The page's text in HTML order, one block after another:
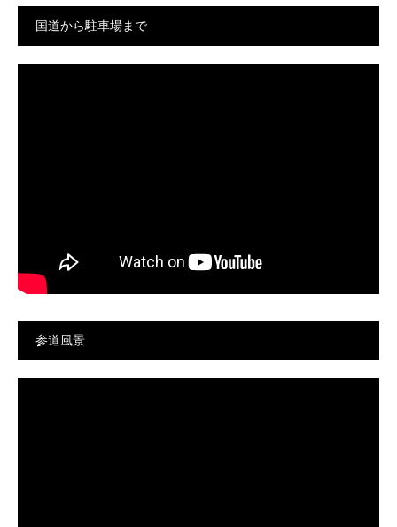
国道から駐車場まで
参道風景